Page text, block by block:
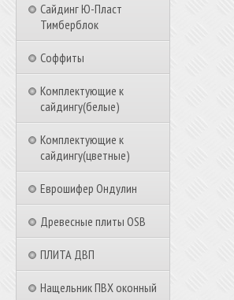
Сайдинг Ю-Пласт
Тимберблок
Соффиты
Комплектующие к
сайдингу(белые)
Комплектующие к
сайдингу(цветные)
Еврошифер Ондулин
Древесные плиты OSB
ПЛИТА ДВП
Нащельник ПВХ оконный